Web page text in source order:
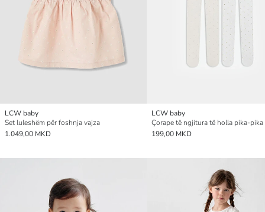
LCW baby
Set luleshëm për foshnja vajza
1.049,00 MKD
LCW baby
199,00 MKD